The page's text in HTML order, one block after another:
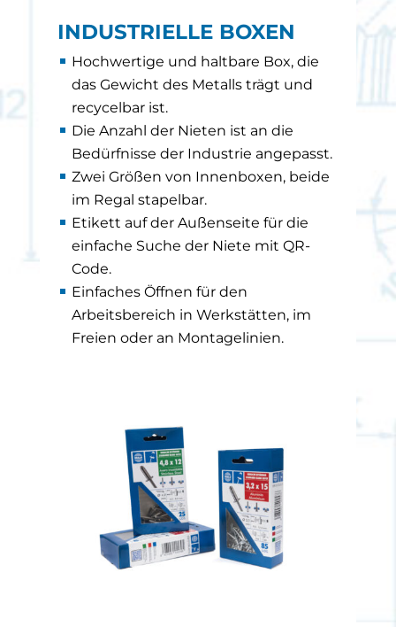
INDUSTRIELLE BOXEN
Hochwertige und haltbare Box, die
das Gewicht des Metalls trägt und
recycelbar ist.
Die Anzahl der Nieten ist an die
Bedürfnisse der Industrie angepasst.
Zwei Größen von Innenboxen, beide
im Regal stapelbar.
Etikett auf der Außenseite für die
einfache Suche der Niete mit QR-
Code.
Einfaches Öffnen für den
Arbeitsbereich in Werkstätten, im
Freien oder an Montagelinien.